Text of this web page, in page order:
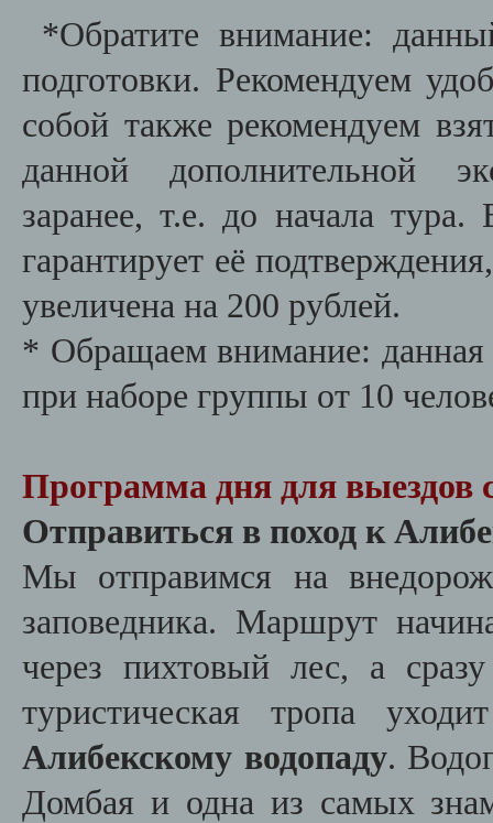
*Обратите внимание:
подготовки. Рекомендуем
собой также рекомендуем
данной дополнительной
заранее, т.е. до начала
гарантирует её
увеличена на 200 рублей.
* Обращаем внимание: данная
при наборе группы от 10
Программа дня для
Отправиться в поход к
Мы отправимся на
заповедника. Маршрут
через пихтовый лес, а
туристическая тропа
Алибекскому водопаду.
Домбая и одна из самых